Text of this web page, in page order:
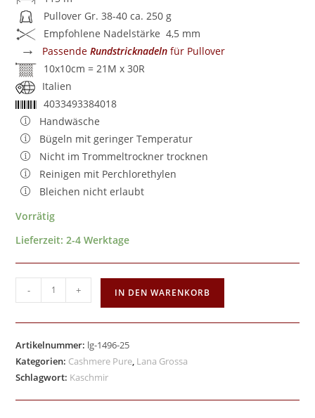
Pullover Gr. 38-40 ca. 250 g
Empfohlene Nadelstärke 4,5 mm
→ PassendeRundstricknadeln für Pullover
10x10cm = 21M x 30R
Italien
4033493384018
Handwäsche
Bügeln mit geringer Temperatur
Nicht im Trommeltrockner trocknen
Reinigen mit Perchlorethylen
Bleichen nicht erlaubt
Vorrätig
Lieferzeit:2-4 Werktage
- + IN DEN WARENKORB
Artikelnummer: lg-1496-25
Kategorien: Cashmere Pure, Lana Grossa
Schlagwort: Kaschmir